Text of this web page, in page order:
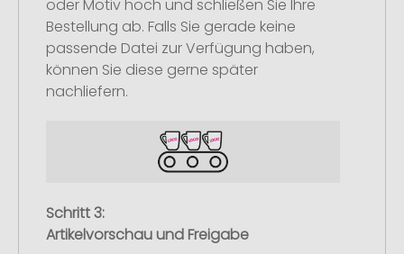
oder Motiv hoch und schließen Sie Ihre
Bestellung ab. Falls Sie gerade keine
passende Datei zur Verfügung haben,
können Sie diese gerne später
nachliefern.
Schritt 3:
Artikelvorschau und Freigabe